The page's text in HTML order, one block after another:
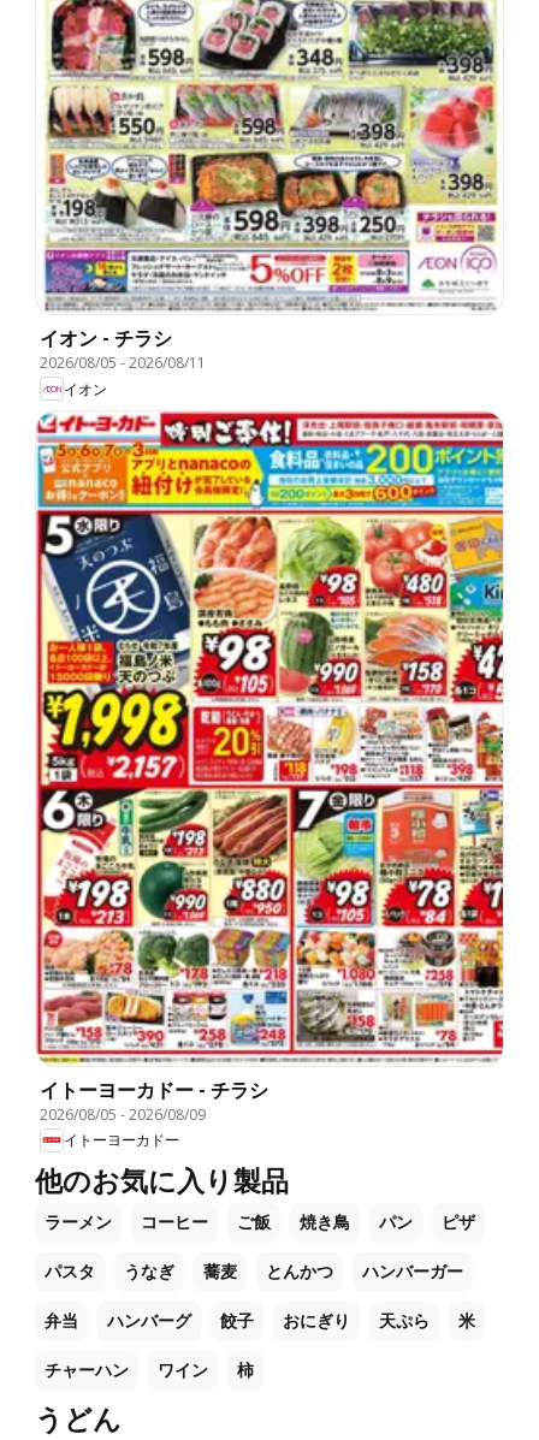
イオン - チラシ
2026/08/05 -2026/08/11
イオン
イトーヨーカドー - チラシ
2026/08/05 -2026/08/09
イトーヨーカドー
他のお気に入り製品
ラーメン コーヒー ご飯 焼き鳥 パン ピザ
パスタ うなぎ 蕎麦 とんかつ ハンバーガー
弁当 ハンバーグ 餃子 おにぎり 天ぷら 米
チャーハン ワイン 柿
うどん